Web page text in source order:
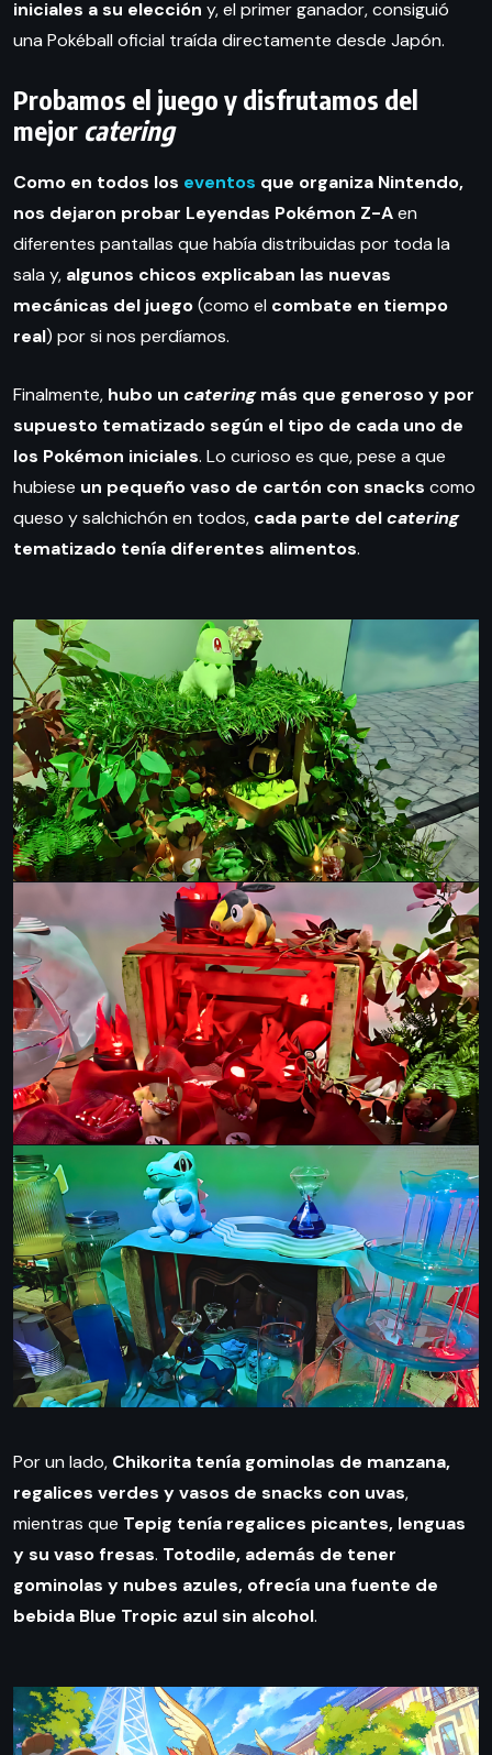
iniciales a su elección y, el primer ganador, consiguió
una Pokéball oficial traída directamente desde Japón.
Probamos el juego y disfrutamos del
mejor catering
Como en todos los eventos que organiza Nintendo,
nos dejaron probar Leyendas Pokémon Z-Aen
diferentes pantallas que había distribuidas por toda la
sala y, algunos chicos explicaban las nuevas
mecánicas del juego(como el combate en tiempo
real) por si nos perdíamos.
Finalmente, hubo un cateringmás que generoso y por
supuesto tematizado según el tipo de cada uno de
los Pokémon iniciales. Lo curioso es que, pese a que
hubiese un pequeño vaso de cartón con snacks como
queso y salchichón en todos, cada parte delcatering
tematizado tenía diferentes alimentos.
Por un lado, Chikorita tenía gominolas de manzana,
regalices verdes y vasos de snacks con uvas,
mientras que Tepig tenía regalices picantes, lenguas
y su vaso fresas. Totodile, además de tener
gominolas y nubes azules, ofrecía una fuente de
bebida Blue Tropic azul sin alcohol.